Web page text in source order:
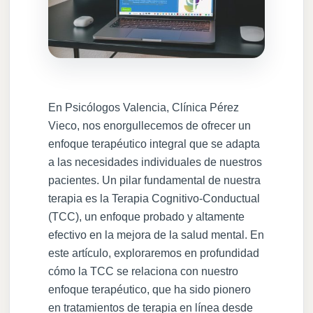
En Psicólogos Valencia, Clínica Pérez
Vieco, nos enorgullecemos de ofrecer un
enfoque terapéutico integral que se adapta
a las necesidades individuales de nuestros
pacientes. Un pilar fundamental de nuestra
terapia es la Terapia Cognitivo-Conductual
(TCC), un enfoque probado y altamente
efectivo en la mejora de la salud mental. En
este artículo, exploraremos en profundidad
cómo la TCC se relaciona con nuestro
enfoque terapéutico, que ha sido pionero
en tratamientos de terapia en línea desde